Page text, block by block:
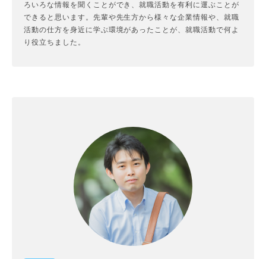
ろいろな情報を聞くことができ、就職活動を有利に運ぶことが
できると思います。先輩や先生方から様々な企業情報や、就職
活動の仕方を身近に学ぶ環境があったことが、就職活動で何よ
り役立ちました。